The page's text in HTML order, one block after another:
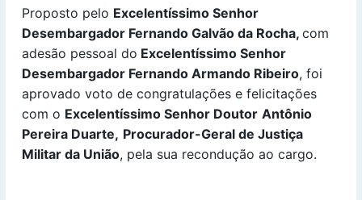
Proposto pelo Excelentíssimo Senhor
Desembargador Fernando Galvão da Rocha,com
adesão pessoal do Excelentíssimo Senhor
Desembargador Fernando Armando Ribeiro, foi
aprovado voto de congratulações e felicitações
com o Excelentíssimo Senhor Doutor Antônio
Pereira Duarte, Procurador-Geral de Justiça
Militar da União, pela sua recondução ao cargo.